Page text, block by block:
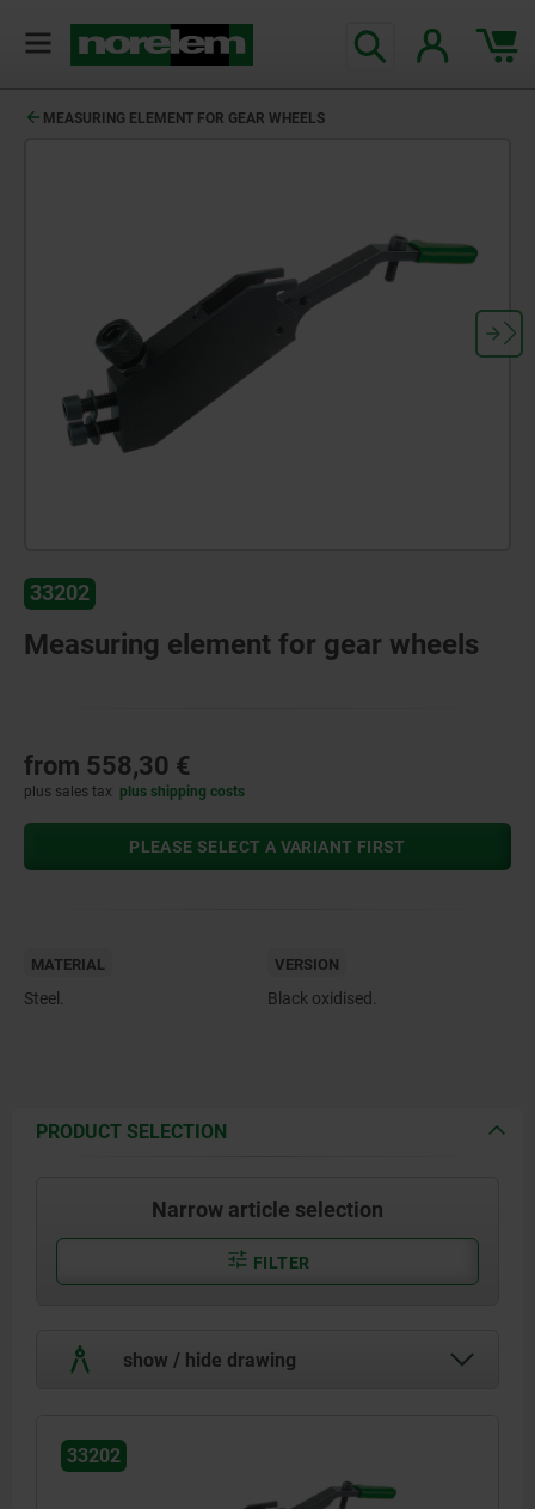
MEASURING ELEMENT FOR GEAR WHEELS
33202
Measuring element for gear wheels
from 558,30 €
plus sales tax plus shipping costs
PLEASE SELECT A VARIANT FIRST
MATERIAL
Steel.
VERSION
Black oxidised.
PRODUCT SELECTION
Narrow article selection
FILTER
show / hide drawing
33202